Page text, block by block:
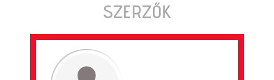
SZERZŐK